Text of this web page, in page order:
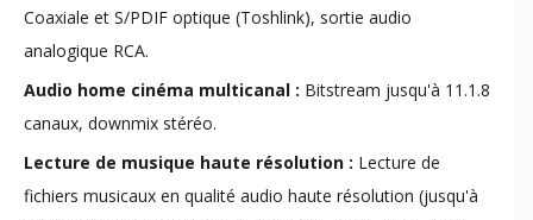
Coaxiale et S/PDIF optique (Toshlink), sortie audio
analogique RCA.
Audio home cinéma multicanal : Bitstream jusqu'à 11.1.8
canaux, downmix stéréo.
Lecture de musique haute résolution : Lecture de
fichiers musicaux en qualité audio haute résolution (jusqu'à